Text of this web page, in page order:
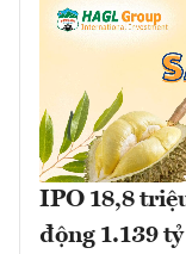
IPO 18,8
động 1.139